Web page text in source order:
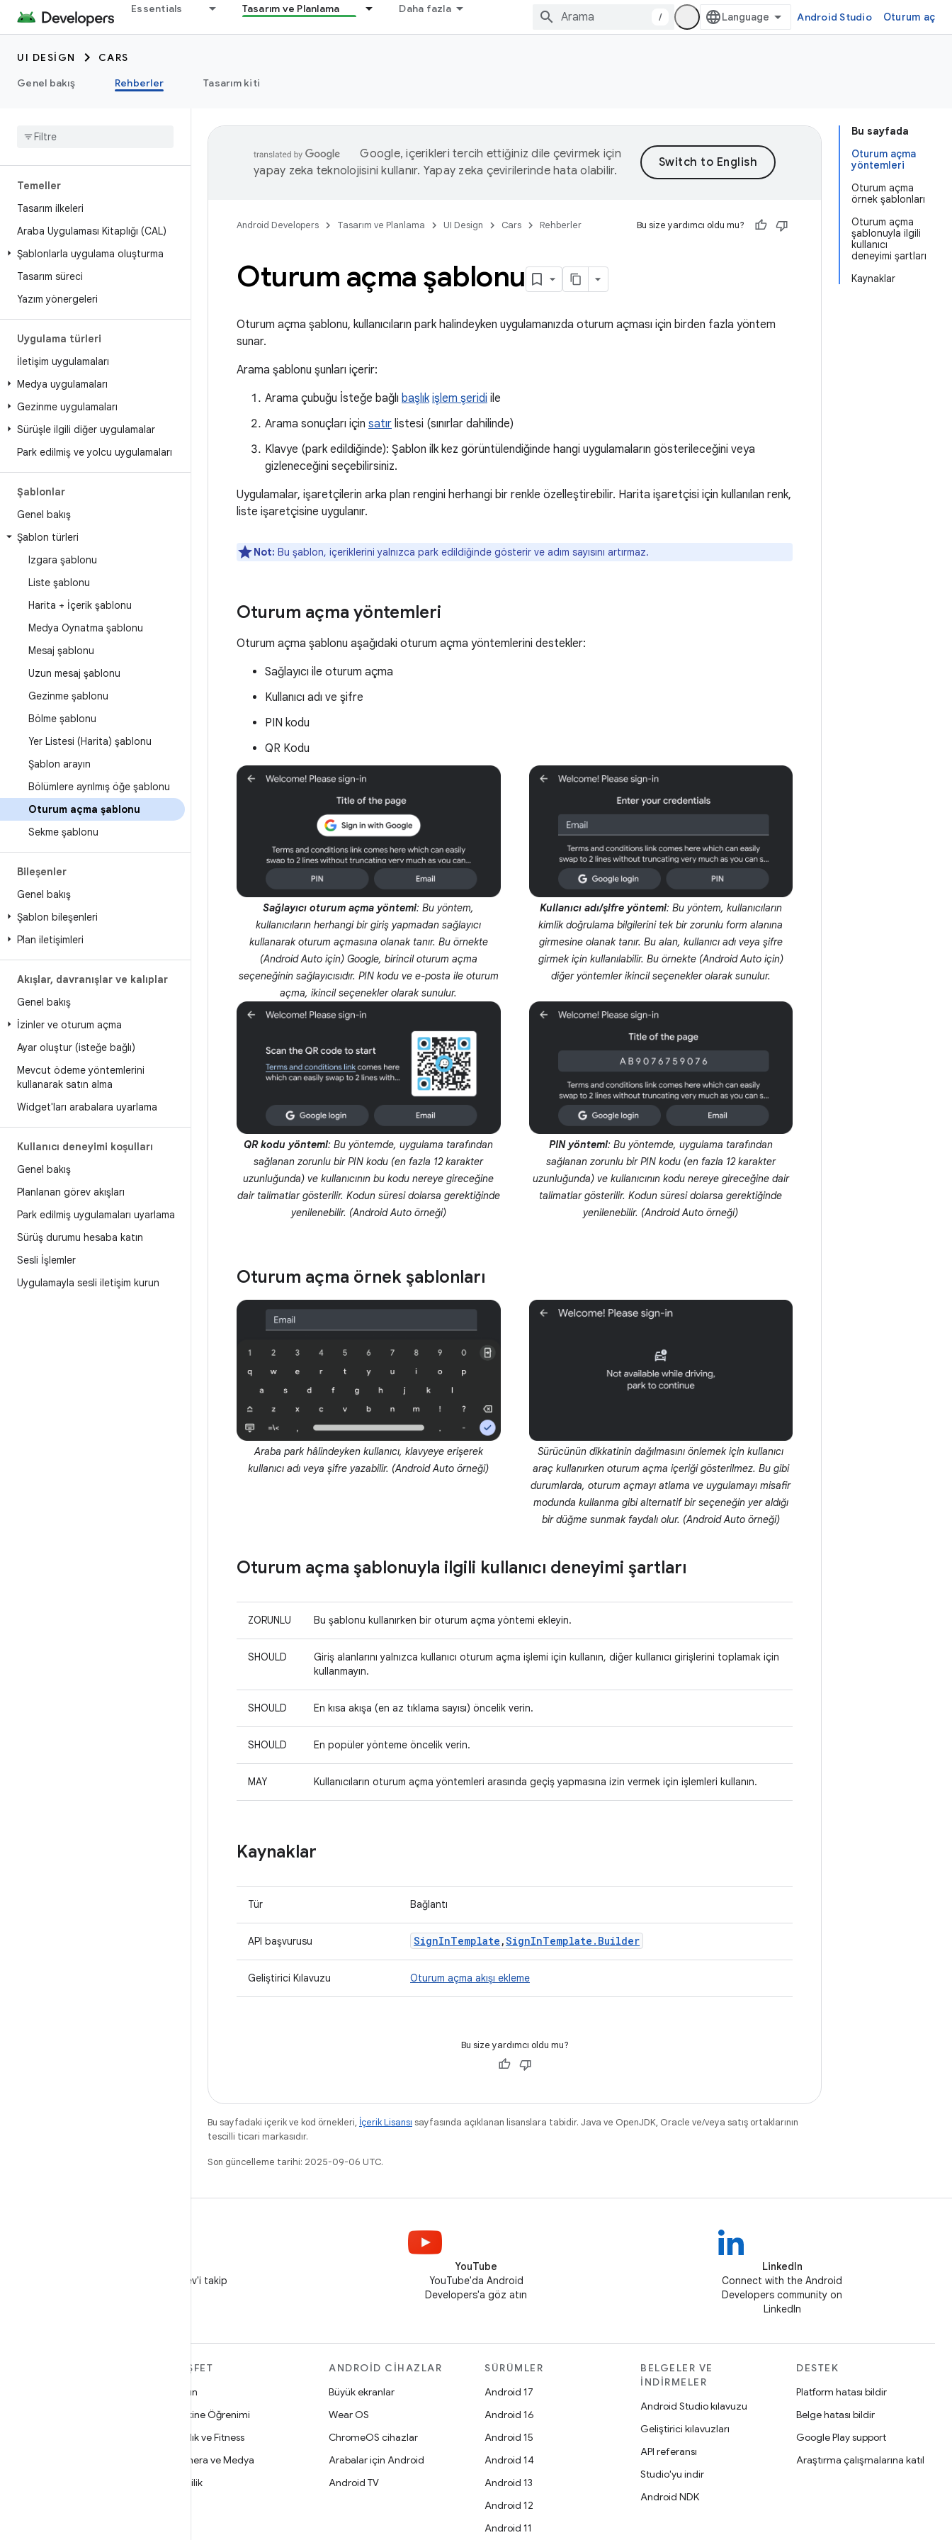
Essentials Tasarım ve Planlama Daha fazla
/ Android Studio Oturum aç
UI DESIGN
CARS
Genel bakış
Rehberler Tasarım kiti
Temeller
Tasarım ilkeleri
Araba Uygulaması Kitaplığı (CAL)
Şablonlarla uygulama oluşturma
Tasarım süreci
Yazım yönergeleri
Uygulama türleri
İletişim uygulamaları
Medya uygulamaları
Gezinme uygulamaları
Sürüşle ilgili diğer uygulamalar
Park edilmiş ve yolcu uygulamaları
Şablonlar
Genel bakış
Şablon türleri
Izgara şablonu
Liste şablonu
Harita + İçerik şablonu
Medya Oynatma şablonu
Mesaj şablonu
Uzun mesaj şablonu
Gezinme şablonu
Bölme şablonu
Yer Listesi (Harita) şablonu
Şablon arayın
Bölümlere ayrılmış öğe şablonu
Oturum açma şablonu
Sekme şablonu
Bileşenler
Genel bakış
Şablon bileşenleri
Plan iletişimleri
Akışlar, davranışlar ve kalıplar
Genel bakış
İzinler ve oturum açma
Ayar oluştur (isteğe bağlı)
Mevcut ödeme yöntemlerini
kullanarak satın alma
Widget'ları arabalara uyarlama
Kullanıcı deneyimi koşulları
Genel bakış
Planlanan görev akışları
Park edilmiş uygulamaları uyarlama
Sürüş durumu hesaba katın
Sesli İşlemler
Uygulamayla sesli iletişim kurun
Bu sayfada
Oturum açma
yöntemleri
Oturum açma
örnek şablonları
Oturum açma
şablonuyla ilgili
kullanıcı
deneyimi şartları
Kaynaklar
Google, içerikleri tercih ettiğiniz dile çevirmek için
yapay zeka teknolojisini kullanır. Yapay zeka çevirilerinde hata olabilir.
Android Developers Tasarım ve Planlama UI Design Cars Rehberler Bu size yardımcı oldu mu?
Oturum açma şablonu
Oturum açma şablonu, kullanıcıların park halindeyken uygulamanızda oturum açması için birden fazla yöntem
sunar.
Arama şablonu şunları içerir:
Arama çubuğu İsteğe bağlı başlık işlem şeridi ile
Arama sonuçları için satır listesi (sınırlar dahilinde)
Klavye (park edildiğinde): Şablon ilk kez görüntülendiğinde hangi uygulamaların gösterileceğini veya
gizleneceğini seçebilirsiniz.
Uygulamalar, işaretçilerin arka plan rengini herhangi bir renkle özelleştirebilir. Harita işaretçisi için kullanılan renk,
liste işaretçisine uygulanır.
Not: Bu şablon, içeriklerini yalnızca park edildiğinde gösterir ve adım sayısını artırmaz.
Oturum açma yöntemleri
Oturum açma şablonu aşağıdaki oturum açma yöntemlerini destekler:
Sağlayıcı ile oturum açma
Kullanıcı adı ve şifre
PIN kodu
QR Kodu
Sağlayıcı oturum açma yöntemi: Bu yöntem,
kullanıcıların herhangi bir giriş yapmadan sağlayıcı
kullanarak oturum açmasına olanak tanır. Bu örnekte
(Android Auto için) Google, birincil oturum açma
seçeneğinin sağlayıcısıdır. PIN kodu ve e-posta ile oturum
açma, ikincil seçenekler olarak sunulur.
Kullanıcı adı/şifre yöntemi: Bu yöntem, kullanıcıların
kimlik doğrulama bilgilerini tek bir zorunlu form alanına
girmesine olanak tanır. Bu alan, kullanıcı adı veya şifre
girmek için kullanılabilir. Bu örnekte (Android Auto için)
diğer yöntemler ikincil seçenekler olarak sunulur.
QR kodu yöntemi: Bu yöntemde, uygulama tarafından
sağlanan zorunlu bir PIN kodu (en fazla 12 karakter
uzunluğunda) ve kullanıcının bu kodu nereye gireceğine
dair talimatlar gösterilir. Kodun süresi dolarsa gerektiğinde
yenilenebilir. (Android Auto örneği)
PIN yöntemi: Bu yöntemde, uygulama tarafından
sağlanan zorunlu bir PIN kodu (en fazla 12 karakter
uzunluğunda) ve kullanıcının kodu nereye gireceğine dair
talimatlar gösterilir. Kodun süresi dolarsa gerektiğinde
yenilenebilir. (Android Auto örneği)
Oturum açma örnek şablonları
Araba park hâlindeyken kullanıcı, klavyeye erişerek
kullanıcı adı veya şifre yazabilir. (Android Auto örneği)
Sürücünün dikkatinin dağılmasını önlemek için kullanıcı
araç kullanırken oturum açma içeriği gösterilmez. Bu gibi
durumlarda, oturum açmayı atlama ve uygulamayı misafir
modunda kullanma gibi alternatif bir seçeneğin yer aldığı
bir düğme sunmak faydalı olur. (Android Auto örneği)
Oturum açma şablonuyla ilgili kullanıcı deneyimi şartları
ZORUNLU Bu şablonu kullanırken bir oturum açma yöntemi ekleyin.
SHOULD
Giriş alanlarını yalnızca kullanıcı oturum açma işlemi için kullanın, diğer kullanıcı girişlerini toplamak için
kullanmayın.
SHOULD En kısa akışa (en az tıklama sayısı) öncelik verin.
SHOULD En popüler yönteme öncelik verin.
MAY Kullanıcıların oturum açma yöntemleri arasında geçiş yapmasına izin vermek için işlemleri kullanın.
Kaynaklar
Tür Bağlantı
API başvurusu SignInTemplate ,SignInTemplate . Builder
Geliştirici Kılavuzu Oturum açma akışı ekleme
Bu size yardımcı oldu mu?
Bu sayfadaki içerik ve kod örnekleri, İçerik Lisansı sayfasında açıklanan lisanslara tabidir. Java ve OpenJDK, Oracle ve/veya satış ortaklarının
tescilli ticari markasıdır.
Son güncelleme tarihi: 2025-09-06 UTC.
X'te @AndroidDev'i takip
YouTube
YouTube'da Android
Developers'a göz atın
LinkedIn
Connect with the Android
Developers community on
LinkedIn
KEŞFET
Oyun
Makine Öğrenimi
Sağlık ve Fitness
Kamera ve Medya
Gizlilik
ANDROID CIHAZLAR
Büyük ekranlar
Wear OS
ChromeOS cihazlar
Arabalar için Android
Android TV
SÜRÜMLER
Android 17
Android 16
Android 15
Android 14
Android 13
Android 12
Android 11
BELGELER VE
İNDIRMELER
Android Studio kılavuzu
Geliştirici kılavuzları
API referansı
Studio'yu indir
Android NDK
DESTEK
Platform hatası bildir
Belge hatası bildir
Google Play support
Araştırma çalışmalarına katıl